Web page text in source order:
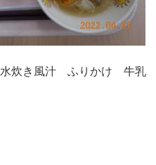
炊き風汁 ふりかけ 牛乳